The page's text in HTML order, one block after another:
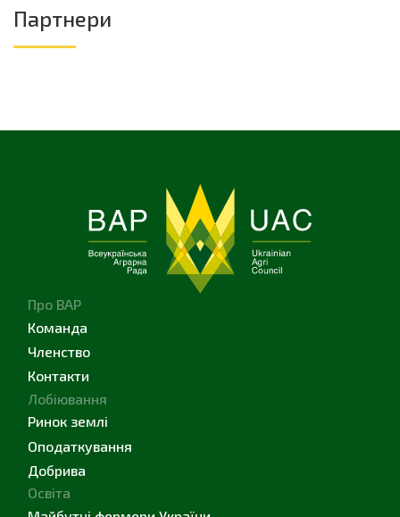
Партнери
Про ВАР
Команда
Членство
Контакти
Лобіювання
Ринок землі
Оподаткування
Добрива
Освіта